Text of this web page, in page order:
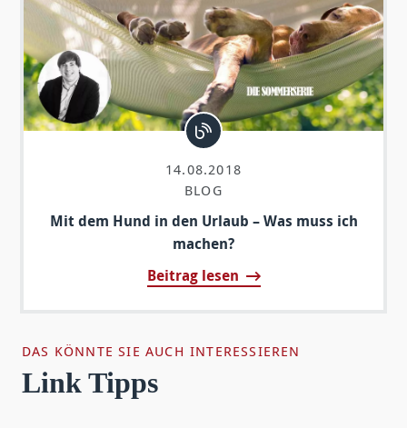
14.08.2018
BLOG
Mit dem Hund in den Urlaub – Was muss ich
machen?
Beitrag lesen
DAS KÖNNTE SIE AUCH INTERESSIEREN
Link Tipps